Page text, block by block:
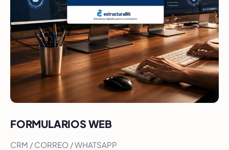
FORMULARIOS WEB
CRM / CORREO / WHATSAPP